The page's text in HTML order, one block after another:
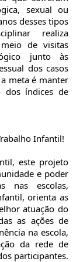
sexual ou
desses tipos
realiza
de visitas
junto às
dos casos
meta é manter
dos índices de
Infantil!
este projeto
e poder
nas escolas,
orienta as
atuação do
as ações de
na escola,
da rede de
participantes.